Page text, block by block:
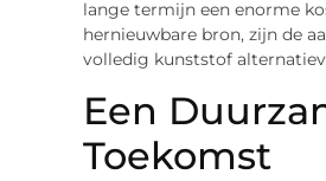
lange termijn een enorme
hernieuwbare bron, zijn de
volledig kunststof
Een
Toekomst